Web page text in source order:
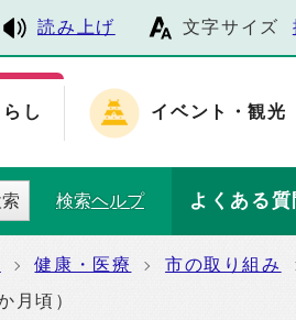
読み上げ 文字サイズ
らし イベント・観光
検索ヘルプ よくある質
健康・医療 市の取り組み
月頃）